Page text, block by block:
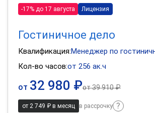
-17% до 17 августа Лицензия
Гостиничное дело
Квалификация:Менеджер по
Кол-во часов:от 256 ак.ч
от 32 980 ₽от39 910 ₽
от 2 749 ₽ в месяц в рассрочку